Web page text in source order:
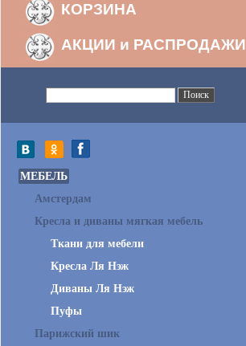
КОРЗИНА
АКЦИИ и РАСПРОДАЖИ
МЕБЕЛЬ
Амстердам
Кресла и диваны мягкая мебель
Ткани для мебели
Кресла Ля Нэж
Диваны Ля Нэж
Пуфы
Парижский шик